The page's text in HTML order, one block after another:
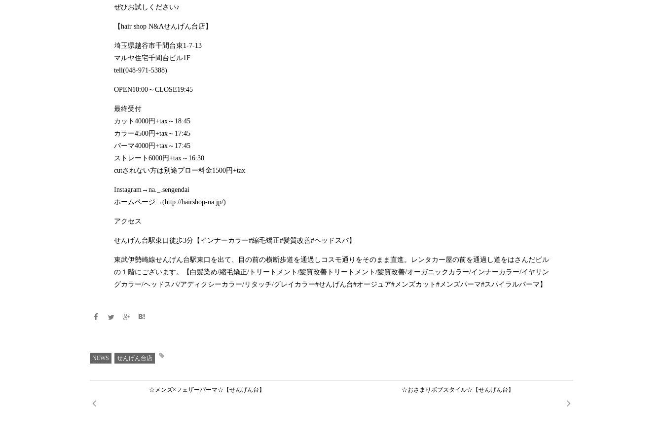
ぜひお試しください♪
【hair shop N&Aせんげん台店】
埼玉県越谷市千間台東1-7-13
マルヤ住宅千間台ビル1F
tell(048-971-5388)
OPEN10:00～CLOSE19:45
最終受付
カット4000円+tax～18:45
カラー4500円+tax～17:45
パーマ4000円+tax～17:45
ストレート6000円+tax～16:30
cutされない方は別途ブロー料金1500円+tax
Instagram→na._.sengendai
ホームページ→(http://hairshop-na.jp/)
アクセス
せんげん台駅東口徒歩3分【インナーカラー#縮毛矯正#髪質改善#ヘッドスパ】
東武伊勢崎線せんげん台駅東口を出て、目の前の横断歩道を通過しコスモ通りをそのまま直進。レンタカー屋の前を通過し道をはさんだビル
の１階にございます。【白髪染め/縮毛矯正/トリートメント/髪質改善トリートメント/髪質改善/オーガニックカラー/インナーカラー/イヤリン
グカラー/ヘッドスパ/アディクシーカラー/リタッチ/グレイカラー#せんげん台#オージュア#メンズカット#メンズパーマ#スパイラルパーマ】
NEWS せんげん台店
☆メンズ×フェザーパーマ☆【せんげん台】 ☆おさまりボブスタイル☆【せんげん台】